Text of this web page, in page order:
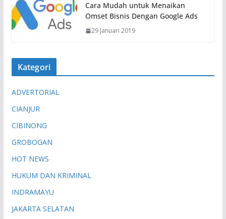
Cara Mudah untuk Menaikan
Omset Bisnis Dengan Google Ads
29 Januari 2019
Kategori
ADVERTORIAL
CIANJUR
CIBINONG
GROBOGAN
HOT NEWS
HUKUM DAN KRIMINAL
INDRAMAYU
JAKARTA SELATAN